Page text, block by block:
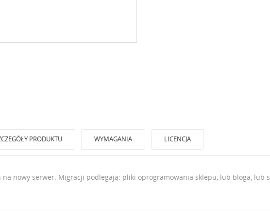
PRODUKTU WYMAGANIA LICENCJA
na nowy serwer. Migracji podlegają: pliki oprogramowania sklepu, lub bloga, lub